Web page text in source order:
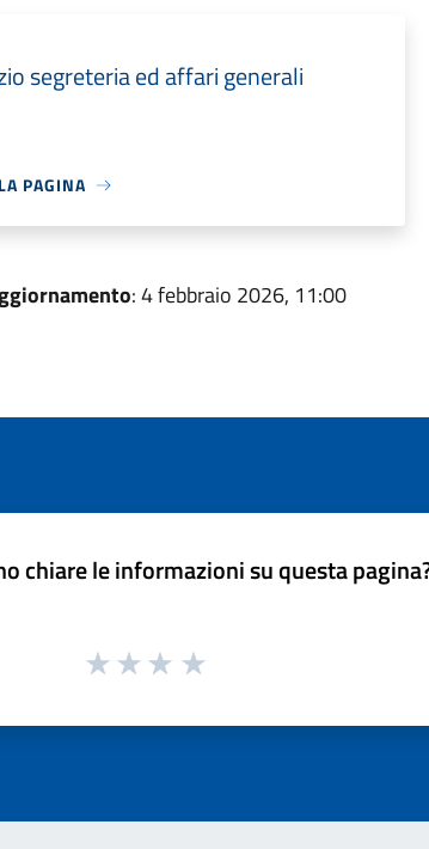
segreteria ed affari generali
PAGINA
: 4 febbraio 2026, 11:00
chiare le informazioni su questa